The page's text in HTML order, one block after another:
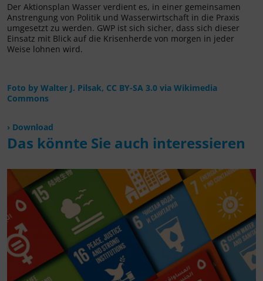
Der Aktionsplan Wasser verdient es, in einer gemeinsamen
Anstrengung von Politik und Wasserwirtschaft in die Praxis
umgesetzt zu werden. GWP ist sich sicher, dass sich dieser
Einsatz mit Blick auf die Krisenherde von morgen in jeder
Weise lohnen wird.
Foto by Walter J. Pilsak, CC BY-SA 3.0 via Wikimedia
Commons
Download
Das könnte Sie auch interessieren